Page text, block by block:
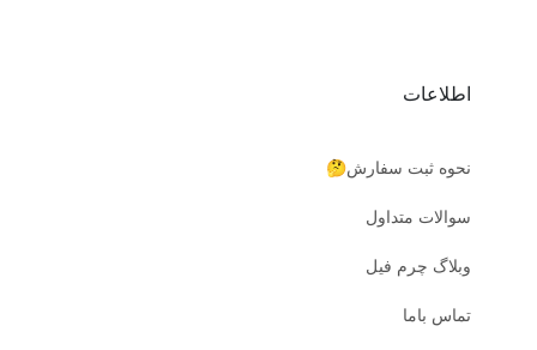
اطلاعات
نحوه ثبت سفارش🤔
سوالات متداول
وبلاگ چرم فیل
تماس باما